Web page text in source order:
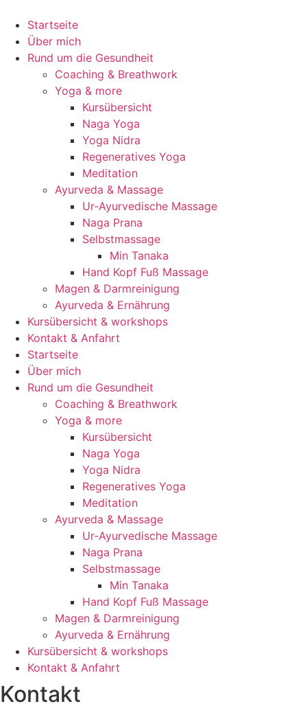
Startseite
Über mich
Rund um die Gesundheit
Coaching & Breathwork
Yoga & more
Kursübersicht
Naga Yoga
Yoga Nidra
Regeneratives Yoga
Meditation
Ayurveda & Massage
Ur-Ayurvedische Massage
Naga Prana
Selbstmassage
Min Tanaka
Hand Kopf Fuß Massage
Magen & Darmreinigung
Ayurveda & Ernährung
Kursübersicht & workshops
Kontakt & Anfahrt
Startseite
Über mich
Rund um die Gesundheit
Coaching & Breathwork
Yoga & more
Kursübersicht
Naga Yoga
Yoga Nidra
Regeneratives Yoga
Meditation
Ayurveda & Massage
Ur-Ayurvedische Massage
Naga Prana
Selbstmassage
Min Tanaka
Hand Kopf Fuß Massage
Magen & Darmreinigung
Ayurveda & Ernährung
Kursübersicht & workshops
Kontakt & Anfahrt
Kontakt